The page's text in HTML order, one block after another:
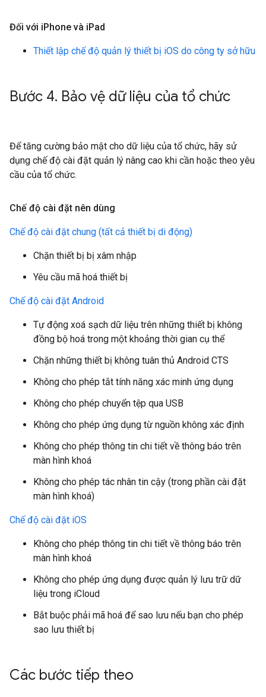
Đối với iPhone và iPad
Thiết lập chế độ quản lý thiết bị iOS do công ty sở hữu
Bước 4. Bảo vệ dữ liệu của tổ chức
Để tăng cường bảo mật cho dữ liệu của tổ chức, hãy sử
dụng chế độ cài đặt quản lý nâng cao khi cần hoặc theo yêu
cầu của tổ chức.
Chế độ cài đặt nên dùng
Chế độ cài đặt chung (tất cả thiết bị di động)
Chặn thiết bị bị xâm nhập
Yêu cầu mã hoá thiết bị
Chế độ cài đặt Android
Tự động xoá sạch dữ liệu trên những thiết bị không
đồng bộ hoá trong một khoảng thời gian cụ thể
Chặn những thiết bị không tuân thủ Android CTS
Không cho phép tắt tính năng xác minh ứng dụng
Không cho phép chuyển tệp qua USB
Không cho phép ứng dụng từ nguồn không xác định
Không cho phép thông tin chi tiết về thông báo trên
màn hình khoá
Không cho phép tác nhân tin cậy (trong phần cài đặt
màn hình khoá)
Chế độ cài đặt iOS
Không cho phép thông tin chi tiết về thông báo trên
màn hình khoá
Không cho phép ứng dụng được quản lý lưu trữ dữ
liệu trong iCloud
Bắt buộc phải mã hoá để sao lưu nếu bạn cho phép
sao lưu thiết bị
Các bước tiếp theo